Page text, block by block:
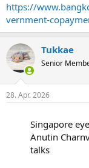
https://
vernment-
Tukkae
Senior
28. Apr. 2026
Singapore
Anutin
talks